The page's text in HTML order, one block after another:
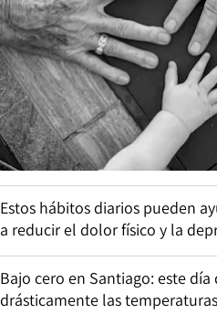
Estos hábitos diarios pueden
a reducir el dolor físico y la
Bajo cero en Santiago: este
drásticamente las